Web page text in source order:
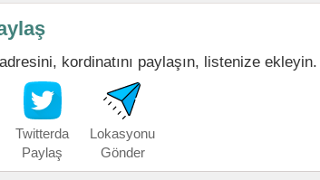
kordinatını paylaşın, listenize ekleyin.
Twitterda
Paylaş
Lokasyonu
Gönder